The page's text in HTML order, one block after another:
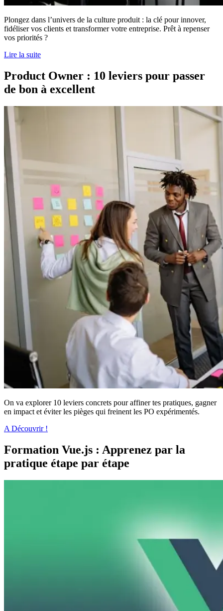
Plongez dans l’univers de la culture produit : la clé pour innover,
fidéliser vos clients et transformer votre entreprise. Prêt à repenser
vos priorités ?
Lire la suite
Product Owner : 10 leviers pour passer
de bon à excellent
On va explorer 10 leviers concrets pour affiner tes pratiques, gagner
en impact et éviter les pièges qui freinent les PO expérimentés.
A Découvrir !
Formation Vue.js : Apprenez par la
pratique étape par étape